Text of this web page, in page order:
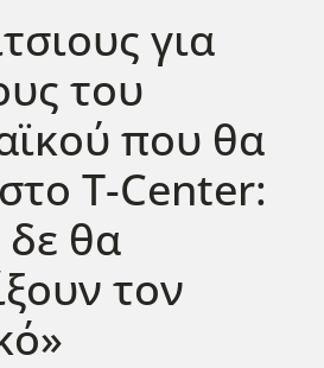
για
του
που θα
T-Center:
δε θα
τον